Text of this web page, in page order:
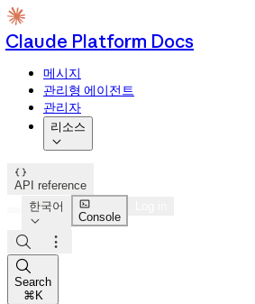
Claude Platform Docs
메시지
관리형 에이전트
관리자
리소스


API reference
한국어


Console



Search
⌘K